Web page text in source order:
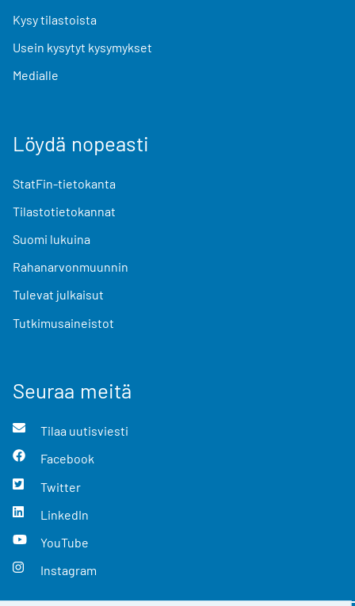
Kysy tilastoista
Usein kysytyt kysymykset
Medialle
Löydä nopeasti
StatFin-tietokanta
Tilastotietokannat
Suomi lukuina
Rahanarvonmuunnin
Tulevat julkaisut
Tutkimusaineistot
Seuraa meitä
Tilaa uutisviesti
Facebook
Twitter
LinkedIn
YouTube
Instagram